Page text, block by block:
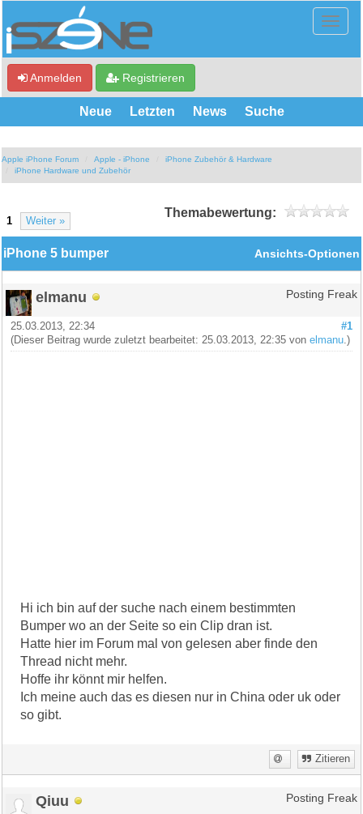
Anmelden Registrieren
Neue Letzten News Suche
Apple iPhone Forum Apple - iPhone
iPhone Zubehör & Hardware
iPhone Hardware und Zubehör
1 Weiter »
Themabewertung:
Ansichts-Optionen
iPhone 5 bumper
elmanu Posting Freak
#1
25.03.2013, 22:34
(Dieser Beitrag wurde zuletzt bearbeitet: 25.03.2013, 22:35 vonelmanu .)
Hi ich bin auf der suche nach einem bestimmten
Bumper wo an der Seite so ein Clip dran ist.
Hatte hier im Forum mal von gelesen aber finde den
Thread nicht mehr.
Hoffe ihr könnt mir helfen.
Ich meine auch das es diesen nur in China oder uk oder
so gibt.
Zitieren
Qiuu Posting Freak